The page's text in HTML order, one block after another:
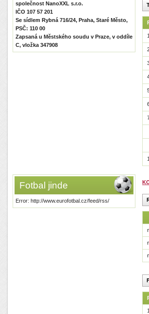
společnost NanoXXL s.r.o.
IČO 107 57 201
Se sídlem Rybná 716/24, Praha, Staré Město,
PSČ: 110 00
Zapsaná u Městského soudu v Praze, v oddíle
C, vložka 347908
Fotbal jinde
Error: http://www.eurofotbal.cz/feed/rss/
1.
1.